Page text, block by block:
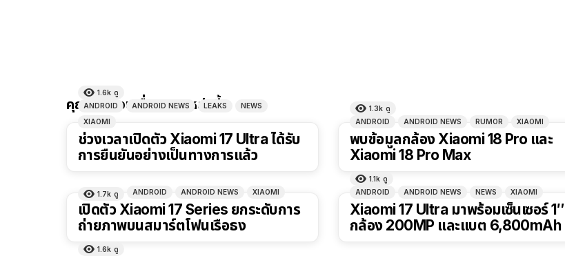
คุณอาจชอบเรื่องราวเหล่านี้
1.6k ดู
ANDROID
ANDROID NEWS LEAKS
NEWS
XIAOMI
ช่วงเวลาเปิดตัว Xiaomi 17 Ultra ได้รับ
การยืนยันอย่างเป็นทางการแล้ว
1.3k ดู
ANDROID
ANDROID NEWS RUMOR XIAOMI
พบข้อมูลกล้อง Xiaomi 18 Pro และ
Xiaomi 18 Pro Max
1.7k ดู ANDROID ANDROID NEWS XIAOMI
เปิดตัว Xiaomi 17 Series ยกระดับการ
ถ่ายภาพบนสมาร์ตโฟนเรือธง
1.1k ดู
ANDROID
ANDROID NEWS NEWS XIAOMI
Xiaomi 17 Ultra มาพร้อมเซ็นเซอร์ 1″
กล้อง 200MP และแบต 6,800mAh
1.6k ดู